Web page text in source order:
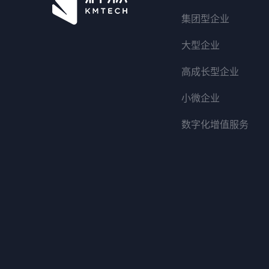
集团型企业
大型企业
高成长型企业
小微企业
数字化增值服务